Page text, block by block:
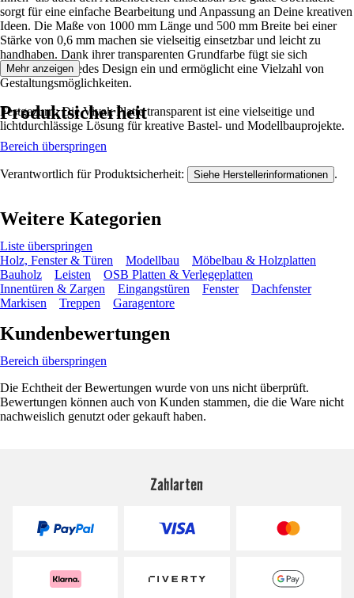
sorgt für eine einfache Bearbeitung und Anpassung an Deine kreativen
Ideen. Die Maße von 1000 mm Länge und 500 mm Breite bei einer
Stärke von 0,6 mm machen sie vielseitig einsetzbar und leicht zu
handhaben. Dank ihrer transparenten Grundfarbe fügt sie sich
harmonisch in jedes Design ein und ermöglicht eine Vielzahl von
Gestaltungsmöglichkeiten.
Festgezurrt: Die Vivak Platte transparent ist eine vielseitige und
lichtdurchlässige Lösung für kreative Bastel- und Modellbauprojekte.
Mehr anzeigen
Produktsicherheit
Bereich überspringen
Verantwortlich für Produktsicherheit: Siehe Herstellerinformationen .
Weitere Kategorien
Liste überspringen
Holz, Fenster & Türen
Modellbau
Möbelbau & Holzplatten
Bauholz
Leisten
OSB Platten & Verlegeplatten
Innentüren & Zargen
Eingangstüren Fenster
Dachfenster
Markisen
Treppen Garagentore
Kundenbewertungen
Bereich überspringen
Die Echtheit der Bewertungen wurde von uns nicht überprüft.
Bewertungen können auch von Kunden stammen, die die Ware nicht
nachweislich genutzt oder gekauft haben.
Zahlarten